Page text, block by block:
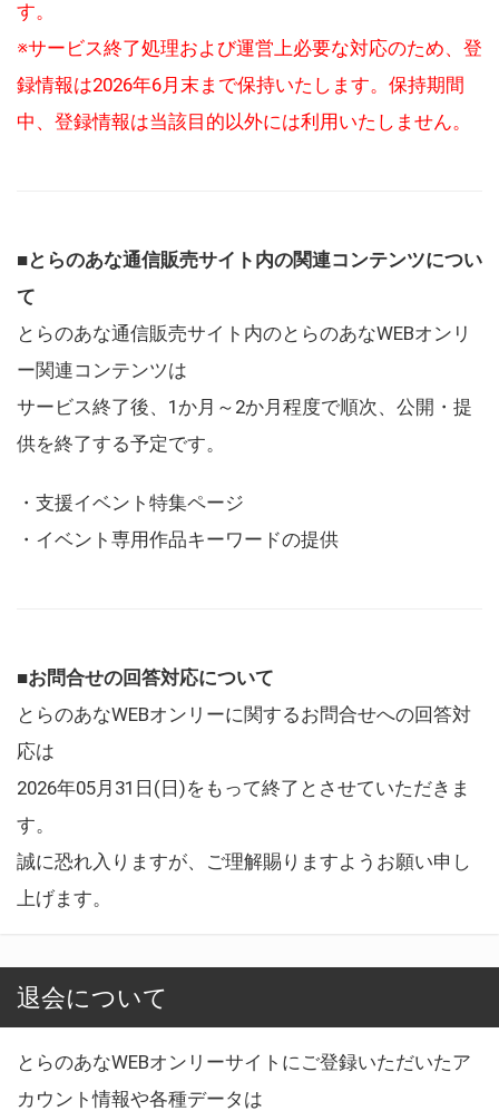
す。
※サービス終了処理および運営上必要な対応のため、登
録情報は2026年6月末まで保持いたします。保持期間
中、登録情報は当該目的以外には利用いたしません。
■とらのあな通信販売サイト内の関連コンテンツについ
て
とらのあな通信販売サイト内のとらのあなWEBオンリ
ー関連コンテンツは
サービス終了後、1か月～2か月程度で順次、公開・提
供を終了する予定です。
・支援イベント特集ページ
・イベント専用作品キーワードの提供
■お問合せの回答対応について
とらのあなWEBオンリーに関するお問合せへの回答対
応は
2026年05月31日(日)をもって終了とさせていただきま
す。
誠に恐れ入りますが、ご理解賜りますようお願い申し
上げます。
退会について
とらのあなWEBオンリーサイトにご登録いただいたア
カウント情報や各種データは